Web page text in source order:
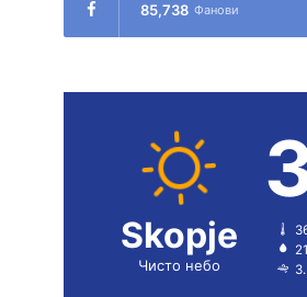
85,738 Фанови
Skopje
Чисто небо